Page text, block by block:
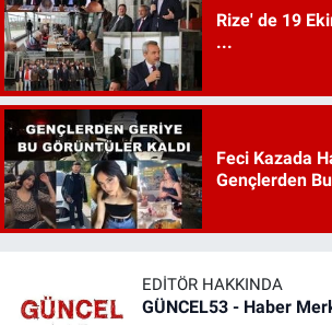
Rize' de 19
...
Feci Kazada
Gençlerden
EDITÖR HAKKINDA
GÜNCEL53 - Haber